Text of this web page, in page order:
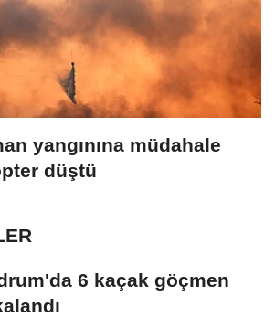
yangınına müdahale
düştü
6 kaçak göçmen